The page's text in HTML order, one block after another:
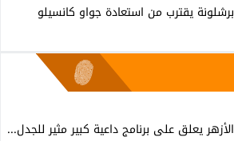
برشلونة يقترب من استعادة جواو كانسيلو
الأزهر يعلق على برنامج داعية كبير مثير للجدل...